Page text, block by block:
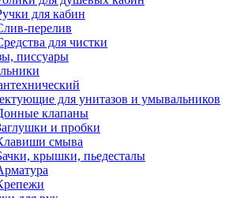
для кабин
перелив
для чистки
писсуары
для унитазов и умывальников
клапаны
и пробки
смыва
крышки, пьедесталы